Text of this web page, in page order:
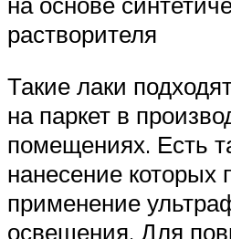
растворителя
Такие лаки
на паркет в
помещениях. Есть
нанесение которых
применение
освещения. Для